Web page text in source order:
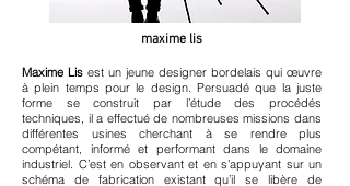
maxime lis
Maxime Lis est un jeune designer bordelais qui œuvre
à plein temps pour le design. Persuadé que la juste
forme se construit par l’étude des procédés
techniques, il a effectué de nombreuses missions dans
différentes usines cherchant à se rendre plus
compétant, informé et performant dans le domaine
industriel. C’est en observant et en s’appuyant sur un
schéma de fabrication existant qu’il se libère de